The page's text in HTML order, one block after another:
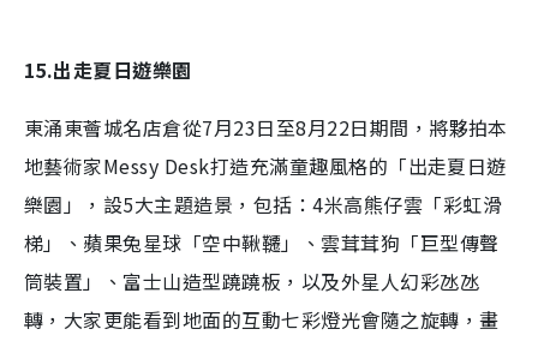
15.出走夏日遊樂園
東涌東薈城名店倉從7月23日至8月22日期間，將夥拍本
地藝術家Messy Desk打造充滿童趣風格的「出走夏日遊
樂園」，設5大主題造景，包括：4米高熊仔雲「彩虹滑
梯」、蘋果兔星球「空中鞦韆」、雲茸茸狗「巨型傳聲
筒裝置」、富士山造型蹺蹺板，以及外星人幻彩氹氹
轉，大家更能看到地面的互動七彩燈光會隨之旋轉，畫